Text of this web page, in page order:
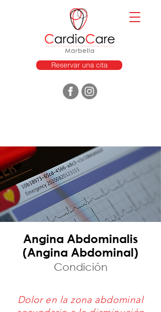
Reservar una cita
Angina Abdominalis
(Angina Abdominal)
Condición
Dolor en la zona abdominal